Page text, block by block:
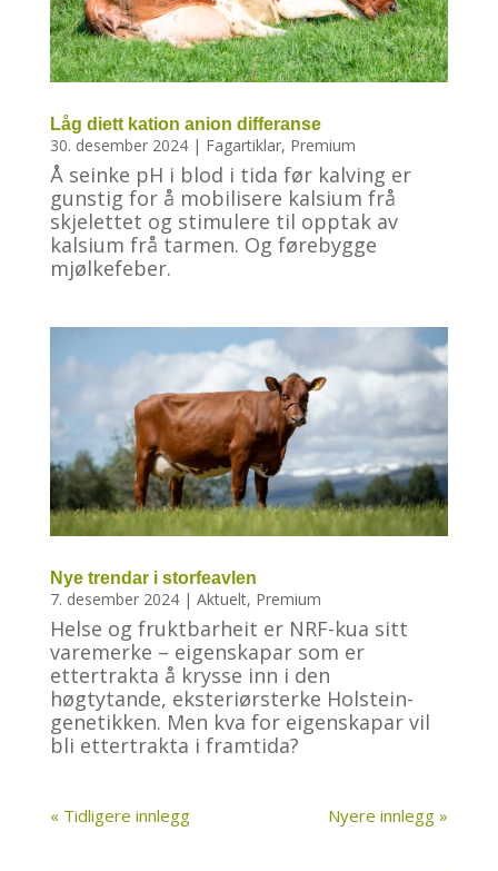
Låg diett kation anion differanse
30. desember 2024| Fagartiklar, Premium
Å seinke pH i blod i tida før kalving er
gunstig for å mobilisere kalsium frå
skjelettet og stimulere til opptak av
kalsium frå tarmen. Og førebygge
mjølkefeber.
Nye trendar i storfeavlen
7. desember 2024| Aktuelt, Premium
Helse og fruktbarheit er NRF-kua sitt
varemerke – eigenskapar som er
ettertrakta å krysse inn i den
høgtytande, eksteriørsterke Holstein-
genetikken. Men kva for eigenskapar vil
bli ettertrakta i framtida?
« Tidligere innlegg Nyere innlegg »